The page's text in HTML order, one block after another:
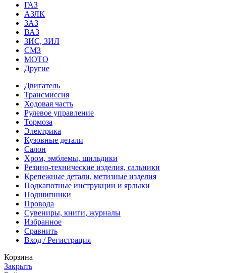
ГАЗ
АЗЛК
ЗАЗ
ВАЗ
ЗИС, ЗИЛ
СМЗ
МОТО
Другие
Двигатель
Трансмиссия
Ходовая часть
Рулевое управление
Тормоза
Электрика
Кузовные детали
Салон
Хром, эмблемы, шильдики
Резино-технические изделия, сальники
Крепежные детали, метизные изделия
Подкапотные инструкции и ярлыки
Подшипники
Провода
Сувениры, книги, журналы
Избранное
Сравнить
Вход / Регистрация
Корзина
Закрыть